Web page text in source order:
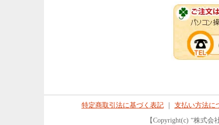
特定商取引法に基づく表記｜ 支払い方法に
【Copyright(c) “株式会